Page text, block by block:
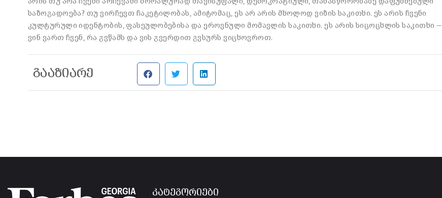
საზოგადოება? თუ ვირჩევთ ჩაკეტილობას, ამიტომაც, ეს არ არის მხოლოდ ვიზის საკითხი. ეს არის ჩვენი
კულტურული იდენტობის, ფასეულობებისა და ეროვნული მომავლის საკითხი. ეს არის სიცოცხლის საკითხი —
ვინ ვართ ჩვენ, რა გვწამს და ვის გვერდით გვსურს ვიცხოვროთ.
გააზიარე
კატეგორიები